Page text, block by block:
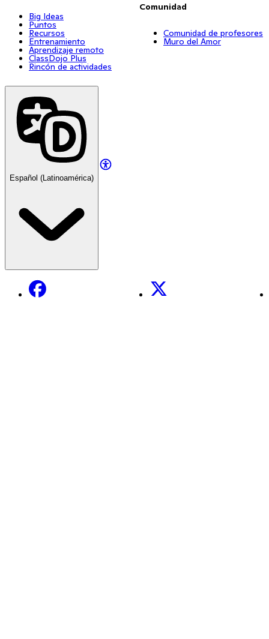
Big Ideas
Puntos
Recursos
Entrenamiento
Aprendizaje remoto
ClassDojo Plus
Rincón de actividades
Comunidad
Comunidad de profesores
Muro del Amor
Español (Latinoamérica)
Facebook X